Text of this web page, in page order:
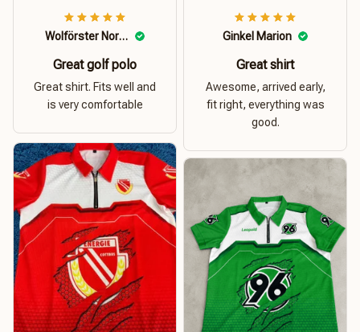
Wolförster Norbert
Great golf polo
Great shirt. Fits well and
is very comfortable
Ginkel Marion
Great shirt
Awesome, arrived early,
fit right, everything was
good.